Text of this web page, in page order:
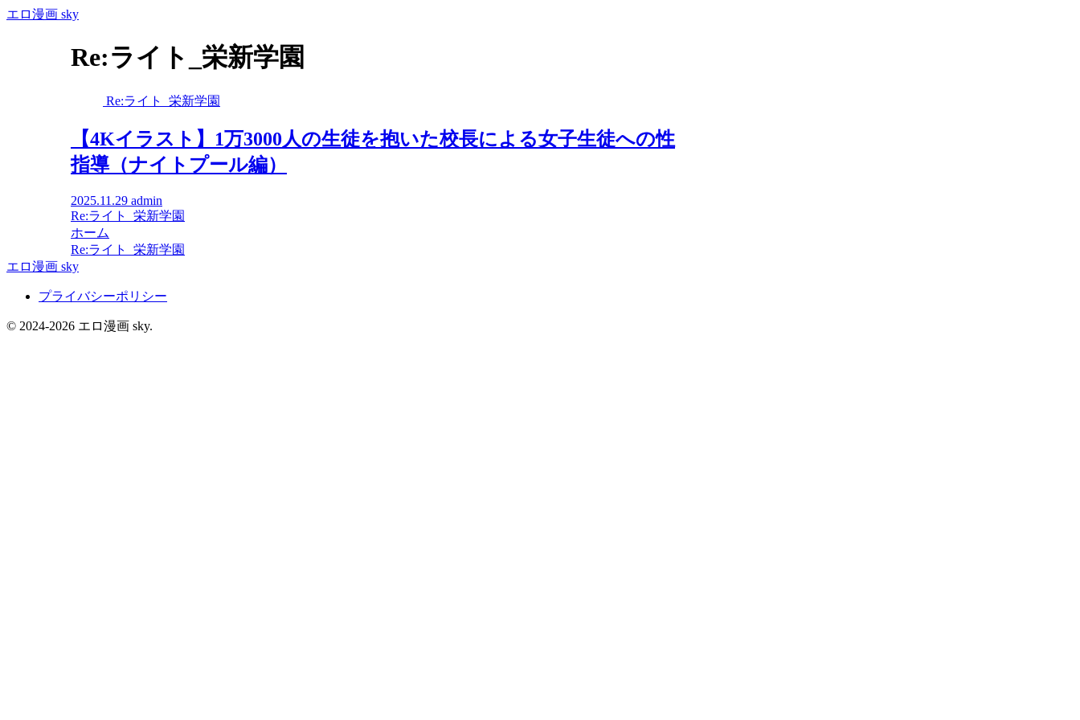
エロ漫画 sky
Re:ライト_栄新学園
Re:ライト_栄新学園
【4Kイラスト】1万3000人の生徒を抱いた校長による女子生徒への性
指導（ナイトプール編）
2025.11.29 admin
Re:ライト_栄新学園
ホーム
Re:ライト_栄新学園
エロ漫画 sky
プライバシーポリシー
© 2024-2026 エロ漫画 sky.